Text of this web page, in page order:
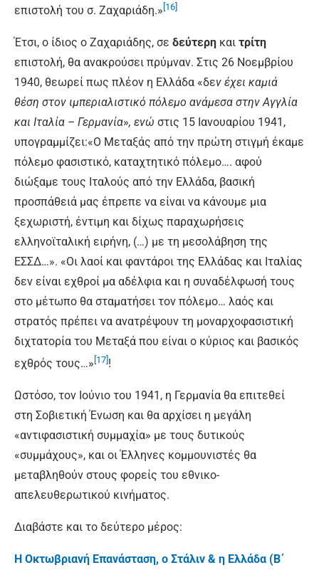
επιστολή του σ. Ζαχαριάδη.» [16]
Έτσι, ο ίδιος ο Ζαχαριάδης, σε δεύτερη και τρίτη
επιστολή, θα ανακρούσει πρύμναν. Στις 26 Νοεμβρίου
1940, θεωρεί πως πλέον η Ελλάδα «δεν έχει καμιά
θέση στον ιμπεριαλιστικό πόλεμο ανάμεσα στην Αγγλία
και Ιταλία – Γερμανία», ενώ στις 15 Ιανουαρίου 1941,
υπογραμμίζει:«Ο Μεταξάς από την πρώτη στιγμή έκαμε
πόλεμο φασιστικό, καταχτητικό πόλεμο…. αφού
διώξαμε τους Ιταλούς από την Ελλάδα, βασική
προσπάθειά μας έπρεπε να είναι να κάνουμε μια
ξεχωριστή, έντιμη και δίχως παραχωρήσεις
ελληνοϊταλική ειρήνη, (…) με τη μεσολάβηση της
ΕΣΣΔ…». «Οι λαοί και φαντάροι της Ελλάδας και Ιταλίας
δεν είναι εχθροί μα αδέλφια και η συναδέλφωσή τους
στο μέτωπο θα σταματήσει τον πόλεμο… λαός και
στρατός πρέπει να ανατρέψουν τη μοναρχοφασιστική
διχτατορία του Μεταξά που είναι ο κύριος και βασικός
εχθρός τους…» [17] !
Ωστόσο, τον Ιούνιο του 1941, η Γερμανία θα επιτεθεί
στη Σοβιετική Ένωση και θα αρχίσει η μεγάλη
«αντιφασιστική συμμαχία» με τους δυτικούς
«συμμάχους», και οι Έλληνες κομμουνιστές θα
μεταβληθούν στους φορείς του εθνικο-
απελευθερωτικού κινήματος.
Διαβάστε και το δεύτερο μέρος:
Η Οκτωβριανή Επανάσταση, ο Στάλιν & η Ελλάδα (B΄